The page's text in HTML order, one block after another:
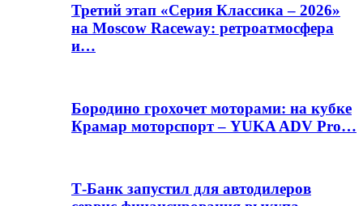
Третий этап «Серия Классика – 2026»
на Moscow Raceway: ретроатмосфера
и…
Бородино грохочет моторами: на кубке
Крамар моторспорт – YUKA ADV Pro…
Т-Банк запустил для автодилеров